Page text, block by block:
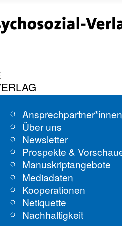
Über uns
Newsletter
Prospekte &
Manuskriptangebote
Mediadaten
Kooperationen
Netiquette
Nachhaltigkeit